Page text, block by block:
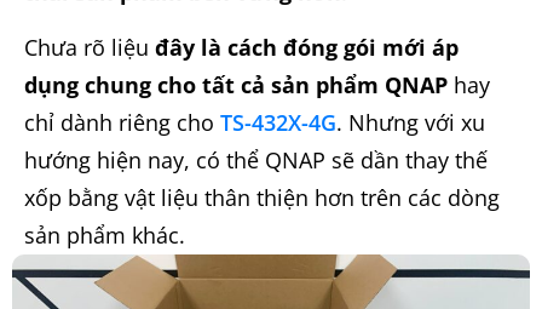
Chưa rõ liệu đây là cách đóng gói mới áp
dụng chung cho tất cả sản phẩm QNAP hay
chỉ dành riêng cho TS-432X-4G. Nhưng với xu
hướng hiện nay, có thể QNAP sẽ dần thay thế
xốp bằng vật liệu thân thiện hơn trên các dòng
sản phẩm khác.